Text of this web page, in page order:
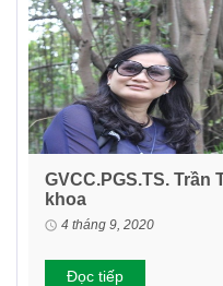
GVCC.PGS.TS.
khoa
4 tháng 9, 2020
Đọc tiếp